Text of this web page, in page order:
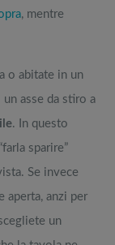
, mentre
o abitate in un
asse da stiro a
. In questo
sparire”
Se invece
aperta, anzi per
un